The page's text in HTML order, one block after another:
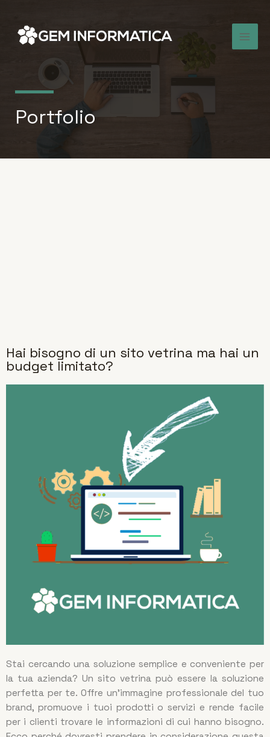
Portfolio
Hai bisogno di un sito vetrina ma hai un
budget limitato?
Stai cercando una soluzione semplice e conveniente per
la tua azienda? Un sito vetrina può essere la soluzione
perfetta per te. Offre un’immagine professionale del tuo
brand, promuove i tuoi prodotti o servizi e rende facile
per i clienti trovare le informazioni di cui hanno bisogno.